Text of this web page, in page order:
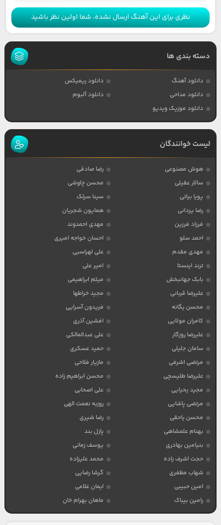
نظری برای این آهنگ ارسال نشده، شما اولین نظر باشید
دسته بندی ها
دانلود آهنگ
دانلود ریمیکس
دانلود مداحی
دانلود آلبوم
دانلود موزیک ویدیو
لیست خوانندگان
هوش مصنوعی
رضا صادقی
سالار عقیلی
محسن چاوشی
پویا بیاتی
سینا سرلک
رضا یزدانی
همایون شجریان
فرزاد فرزین
مهدی احمدوند
احمد سلو
احسان خواجه امیری
مهدی مقدم
علی لهراسبی
ترند اینستا
امیر علی
بابک جهانبخش
میثم ابراهیمی
علیرضا قربانی
مجید خراطها
محسن یگانه
فریدون آسرایی
کامران مولایی
افشین آذری
علیرضا روزگار
علی عبدالمالکی
سامان جلیلی
حمید عسکری
مرتضی اشرفی
مازیار فلاحی
علیرضا طلیسچی
محسن ابراهیم زاده
مجید یحیایی
علی اصحابی
مرتضی پاشایی
روزبه نعمت الهی
محسن یاحقی
رضا شیری
بهنام علمشاهی
پازل بند
بنیامین بهادری
یوسف زمانی
حجت اشرف زاده
محمد علیزاده
شهاب مظفری
گرشا رضایی
امین حبیبی
ایمان غلامی
رامین بیباک
ماهان بهرام خان